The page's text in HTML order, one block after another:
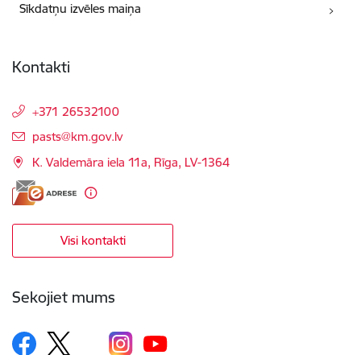
Sīkdatņu izvēles maiņa
Kontakti
+371 26532100
E-pasts:
pasts@km.gov.lv
K. Valdemāra iela 11a, Rīga, LV-1364
Visi kontakti
Sekojiet mums